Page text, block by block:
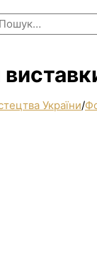
України/